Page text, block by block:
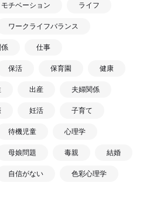
モチベーション ライフ
ワークライフバランス
係 仕事
保活 保育園 健康
出産 夫婦関係
妊活 子育て
待機児童 心理学
母娘問題 毒親 結婚
自信がない 色彩心理学